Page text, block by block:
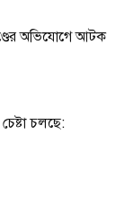
অভিযোগে আটক
চলছে: